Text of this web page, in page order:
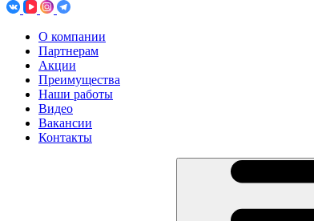
О компании
Партнерам
Акции
Преимущества
Наши работы
Видео
Вакансии
Контакты